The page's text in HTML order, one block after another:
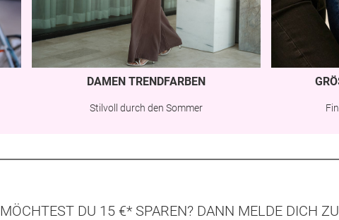
DAMEN TRENDFARBEN
Stilvoll durch den Sommer
MÖCHTEST DU 15 €* SPAREN? DANN MELDE DICH